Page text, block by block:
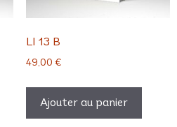
LI 13 B
49,00 €
Ajouter au panier